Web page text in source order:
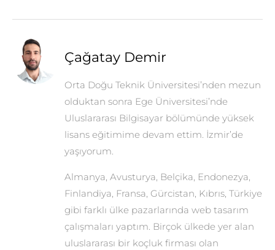
Çağatay Demir
Orta Doğu Teknik Üniversitesi’nden mezun
olduktan sonra Ege Üniversitesi’nde
Uluslararası Bilgisayar bölümünde yüksek
lisans eğitimime devam ettim. İzmir’de
yaşıyorum.
Almanya, Avusturya, Belçika, Endonezya,
Finlandiya, Fransa, Gürcistan, Kıbrıs, Türkiye
gibi farklı ülke pazarlarında web tasarım
çalışmaları yaptım. Birçok ülkede yer alan
uluslararası bir koçluk firması olan